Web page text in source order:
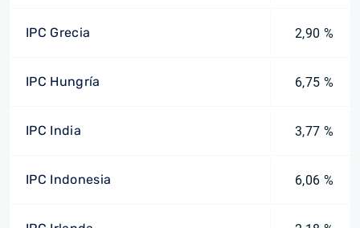
IPC Grecia 2,90 %
IPC Hungría 6,75 %
IPC India 3,77 %
IPC Indonesia 6,06 %